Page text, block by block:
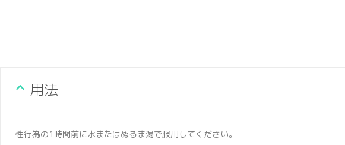
用法
性行為の1時間前に水またはぬるま湯で服用してください。